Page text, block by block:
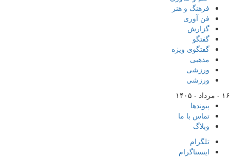
فرهنگ و هنر
فن آوری
گزارش
گفتگو
گفتگوی ویژه
مذهبی
ورزشی
ورزشی
۱۶ - مرداد - ۱۴۰۵
پیوندها
تماس با ما
وبلاگ
تلگرام
اینستاگرام